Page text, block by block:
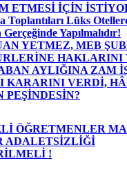
ETMESİ İÇİN
Toplantıları Lüks
Yapılmalıdır!
YETMEZ, MEB
HAKLARINI
AYLIĞINA ZAM
KARARINI VERDİ,
PEŞİNDESİN?
ÖĞRETMENLER
ADALETSİZLİĞİ
!